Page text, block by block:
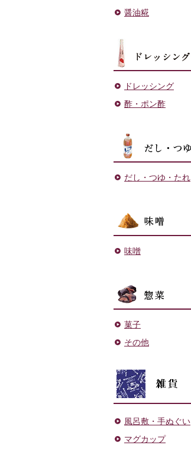
醤油糀
ドレッシング
酢・ポン酢
だし・つゆ・たれ
味噌
菓子
その他
風呂敷・手ぬぐい
マグカップ